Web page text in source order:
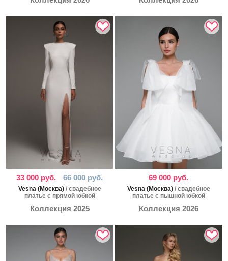
33 000 руб. 66 000 руб.
Vesna (Москва)/ свадебное
платье с прямой юбкой
Коллекция 2025
69 000 руб.
Vesna (Москва)/ свадебное
платье с пышной юбкой
Коллекция 2026